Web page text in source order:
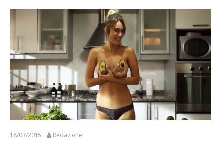
18/03/2015 Redazione